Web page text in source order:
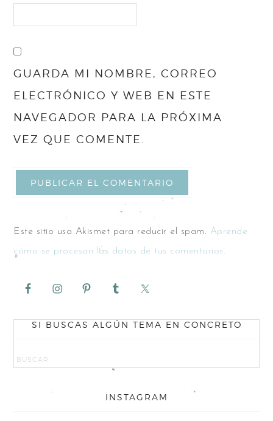
GUARDA MI NOMBRE, CORREO
ELECTRÓNICO Y WEB EN ESTE
NAVEGADOR PARA LA PRÓXIMA
VEZ QUE COMENTE.
Este sitio usa Akismet para reducir el spam. Aprende
cómo se procesan los datos de tus comentarios.
SI BUSCAS ALGÚN TEMA EN CONCRETO
INSTAGRAM